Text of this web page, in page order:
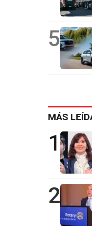
5
MÁS
1
2